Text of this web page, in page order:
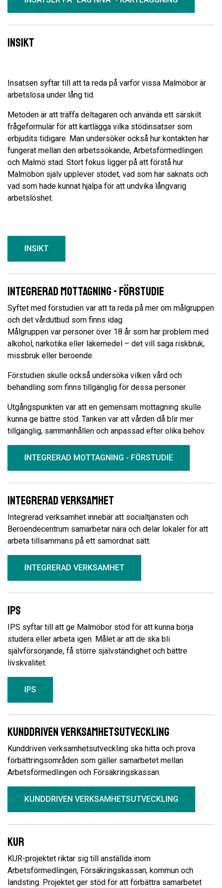
Insikt
Insatsen syftar till att ta reda på varför vissa Malmöbor är
arbetslösa under lång tid.
Metoden är att träffa deltagaren och använda ett särskilt
frågeformulär för att kartlägga vilka stödinsatser som
erbjudits tidigare. Man undersöker också hur kontakten har
fungerat mellan den arbetssökande, Arbetsförmedlingen
och Malmö stad. Stort fokus ligger på att förstå hur
Malmöbon själv upplever stödet, vad som har saknats och
vad som hade kunnat hjälpa för att undvika långvarig
arbetslöshet.
INSIKT
Integrerad mottagning - Förstudie
Syftet med förstudien var att ta reda på mer om målgruppen
och det vårdutbud som finns idag.
Målgruppen var personer över 18 år som har problem med
alkohol, narkotika eller läkemedel – det vill säga riskbruk,
missbruk eller beroende.
Förstudien skulle också undersöka vilken vård och
behandling som finns tillgänglig för dessa personer.
Utgångspunkten var att en gemensam mottagning skulle
kunna ge bättre stöd. Tanken var att vården då blir mer
tillgänglig, sammanhållen och anpassad efter olika behov.
INTEGRERAD MOTTAGNING - FÖRSTUDIE
Integrerad verksamhet
Integrerad verksamhet innebär att socialtjänsten och
Beroendecentrum samarbetar nära och delar lokaler för att
arbeta tillsammans på ett samordnat sätt.
INTEGRERAD VERKSAMHET
IPS
IPS syftar till att ge Malmöbor stöd för att kunna börja
studera eller arbeta igen. Målet är att de ska bli
självförsörjande, få större självständighet och bättre
livskvalitet.
IPS
Kunddriven verksamhetsutveckling
Kunddriven verksamhetsutveckling ska hitta och prova
förbättringsområden som gäller samarbetet mellan
Arbetsförmedlingen och Försäkringskassan.
KUNDDRIVEN VERKSAMHETSUTVECKLING
KUR
KUR-projektet riktar sig till anställda inom
Arbetsförmedlingen, Försäkringskassan, kommun och
landsting. Projektet ger stöd för att förbättra samarbetet